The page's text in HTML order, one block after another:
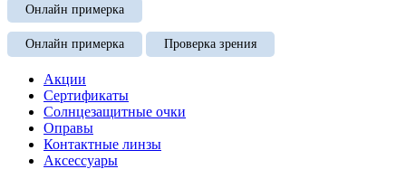
Онлайн примерка
Онлайн примерка Проверка зрения
Акции
Сертификаты
Солнцезащитные очки
Оправы
Контактные линзы
Аксессуары